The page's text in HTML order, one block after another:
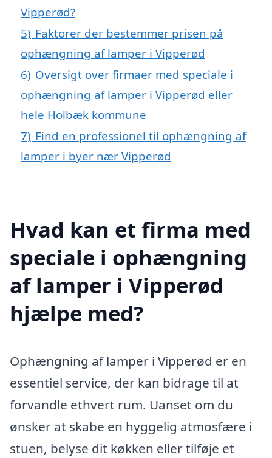
Vipperød?
5) Faktorer der bestemmer prisen på
ophængning af lamper i Vipperød
6) Oversigt over firmaer med speciale i
ophængning af lamper i Vipperød eller
hele Holbæk kommune
7) Find en professionel til ophængning af
lamper i byer nær Vipperød
Hvad kan et firma med
speciale i ophængning
af lamper i Vipperød
hjælpe med?
Ophængning af lamper i Vipperød er en
essentiel service, der kan bidrage til at
forvandle ethvert rum. Uanset om du
ønsker at skabe en hyggelig atmosfære i
stuen, belyse dit køkken eller tilføje et